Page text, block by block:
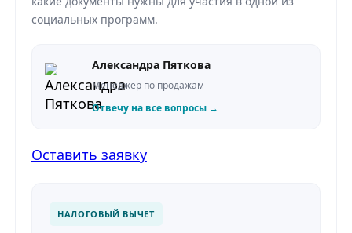
социальных программ.
Александра Пяткова
Менеджер по продажам
Отвечу на все вопросы →
Оставить заявку
НАЛОГОВЫЙ ВЫЧЕТ